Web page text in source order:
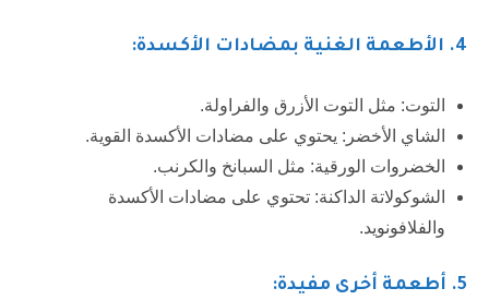
4. الأطعمة الغنية بمضادات الأكسدة:
التوت: مثل التوت الأزرق والفراولة.
الشاي الأخضر: يحتوي على مضادات الأكسدة القوية.
الخضروات الورقية: مثل السبانخ والكرنب.
الشوكولاتة الداكنة: تحتوي على مضادات الأكسدة
والفلافونويد.
5. أطعمة أخرى مفيدة: